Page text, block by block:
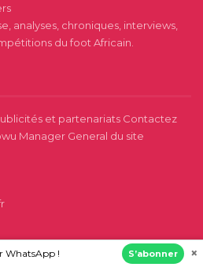
analyses, chroniques, interviews,
du foot Africain.
et partenariats Contactez
Manager General du site
WhatsApp ! S’abonner ×